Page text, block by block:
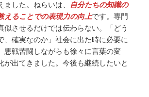
した。ねらいは、
自分たちの知識の
えることでの表現力の向上です。専門
似させるだけでは伝わらない。「どう
、確実なのか」社会に出た時に必要に
悪戦苦闘しながらも徐々に言葉の変
が出てきました。今後も継続したいと